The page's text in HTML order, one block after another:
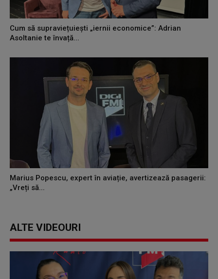
Cum să supraviețuiești „iernii economice”: Adrian
Asoltanie te învață...
Marius Popescu, expert în aviație, avertizează pasagerii:
„Vreți să...
ALTE VIDEOURI